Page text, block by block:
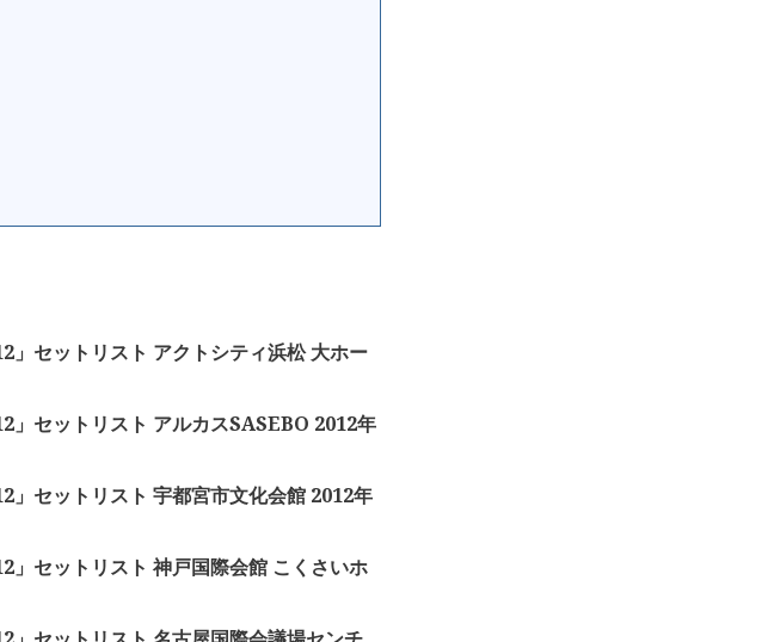
セットリスト アクトシティ浜松 大ホー
セットリスト アルカスSASEBO 2012年
セットリスト 宇都宮市文化会館 2012年
セットリスト 神戸国際会館 こくさいホ